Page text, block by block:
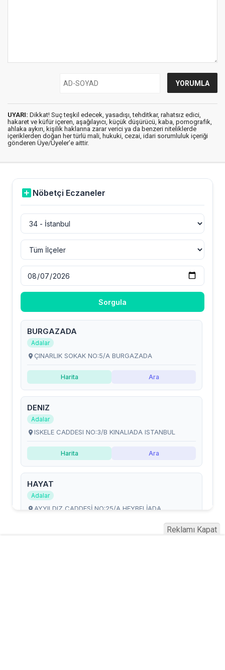
UYARI: Dikkat! Suç teşkil edecek, yasadışı, tehditkar, rahatsız edici,
hakaret ve küfür içeren, aşağılayıcı, küçük düşürücü, kaba, pornografik,
ahlaka aykırı, kişilik haklarına zarar verici ya da benzeri niteliklerde
içeriklerden doğan her türlü mali, hukuki, cezai, idari sorumluluk içeriği
gönderen Üye/Üyeler’e aittir.
Reklamı Kapat